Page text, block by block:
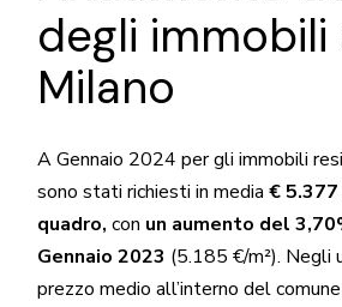
degli immobili
Milano
A Gennaio 2024 per gli immobili
sono stati richiesti in media€
quadro, con un aumento del
Gennaio 2023 (5.185 €/m²). Negli
prezzo medio all’interno del